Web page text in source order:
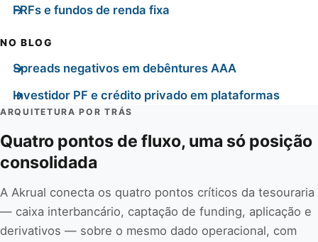
FRFs e fundos de renda fixa
NO BLOG
Spreads negativos em debêntures AAA
Investidor PF e crédito privado em plataformas
ARQUITETURA POR TRÁS
Quatro pontos de fluxo, uma só posição
consolidada
A Akrual conecta os quatro pontos críticos da tesouraria
— caixa interbancário, captação de funding, aplicação e
derivativos — sobre o mesmo dado operacional, com